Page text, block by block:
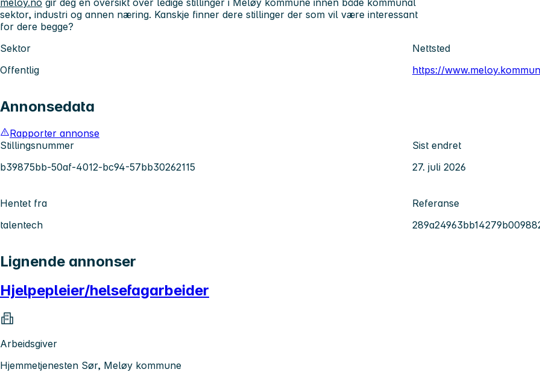
sektor, industri og annen næring. Kanskje finner dere stillinger der som vil være interessant
for dere begge?
Sektor
Offentlig
Nettsted
https://
Annonsedata
Rapporter annonse
Stillingsnummer
b39875bb-50af-4012-bc94-57bb30262115
Sist endret
27. juli 2026
Hentet fra
talentech
Referanse
Lignende annonser
Hjelpepleier/helsefagarbeider
Arbeidsgiver
Hjemmetjenesten Sør, Meløy kommune